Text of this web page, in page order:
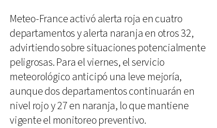
Meteo-France activó alerta roja en cuatro
departamentos y alerta naranja en otros 32,
advirtiendo sobre situaciones potencialmente
peligrosas. Para el viernes, el servicio
meteorológico anticipó una leve mejoría,
aunque dos departamentos continuarán en
nivel rojo y 27 en naranja, lo que mantiene
vigente el monitoreo preventivo.